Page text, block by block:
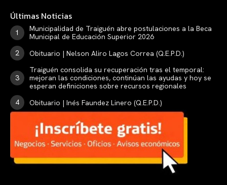
Últimas Noticias
Municipalidad de Traiguén abre postulaciones a la Beca
Municipal de Educación Superior 2026
Obituario | Nelson Aliro Lagos Correa (Q.E.P.D.)
Traiguén consolida su recuperación tras el temporal:
mejoran las condiciones, continúan las ayudas y hoy se
esperan definiciones sobre recursos regionales
Obituario | Inés Faundez Linero (Q.E.P.D.)